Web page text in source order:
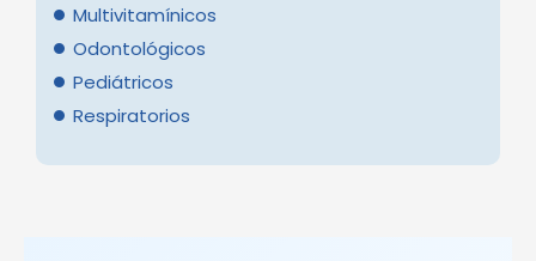
Multivitamínicos
Odontológicos
Pediátricos
Respiratorios